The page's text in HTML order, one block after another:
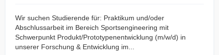
Wir suchen Studierende für: Praktikum und/oder
Abschlussarbeit im Bereich Sportsengineering mit
Schwerpunkt Produkt/Prototypenentwicklung (m/w/d) in
unserer Forschung & Entwicklung im...